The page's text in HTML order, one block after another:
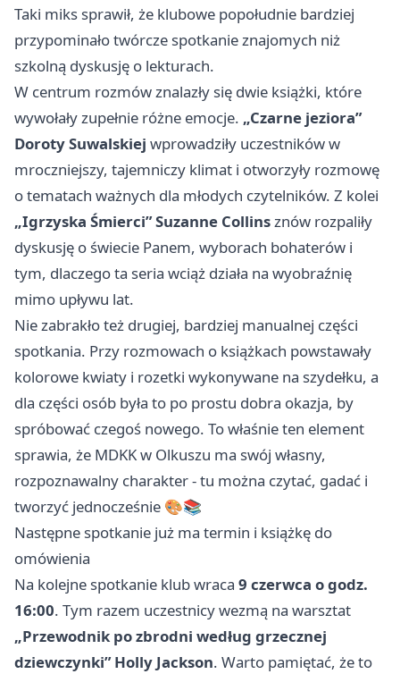
Taki miks sprawił, że klubowe popołudnie bardziej
przypominało twórcze spotkanie znajomych niż
szkolną dyskusję o lekturach.
W centrum rozmów znalazły się dwie książki, które
wywołały zupełnie różne emocje. „Czarne jeziora”
Doroty Suwalskiej wprowadziły uczestników w
mroczniejszy, tajemniczy klimat i otworzyły rozmowę
o tematach ważnych dla młodych czytelników. Z kolei
„Igrzyska Śmierci” Suzanne Collinsznów rozpaliły
dyskusję o świecie Panem, wyborach bohaterów i
tym, dlaczego ta seria wciąż działa na wyobraźnię
mimo upływu lat.
Nie zabrakło też drugiej, bardziej manualnej części
spotkania. Przy rozmowach o książkach powstawały
kolorowe kwiaty i rozetki wykonywane na szydełku, a
dla części osób była to po prostu dobra okazja, by
spróbować czegoś nowego. To właśnie ten element
sprawia, że MDKK w Olkuszu ma swój własny,
rozpoznawalny charakter - tu można czytać, gadać i
tworzyć jednocześnie 🎨📚
Następne spotkanie już ma termin i książkę do
omówienia
Na kolejne spotkanie klub wraca 9 czerwca o godz.
16:00. Tym razem uczestnicy wezmą na warsztat
„Przewodnik po zbrodni według grzecznej
dziewczynki” Holly Jackson. Warto pamiętać, że to